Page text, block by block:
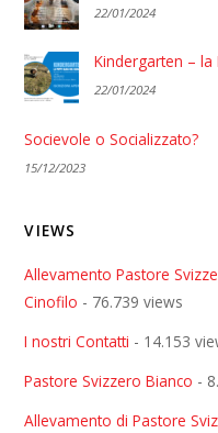
22/01/2024
Kindergarten – la
22/01/2024
Socievole o Socializzato?
15/12/2023
VIEWS
Allevamento Pastore
Cinofilo - 76.739 views
I nostri Contatti - 14.153
Pastore Svizzero Bianco -
Allevamento di Pastore